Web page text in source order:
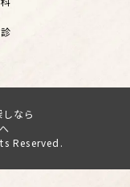
なら
Reserved.